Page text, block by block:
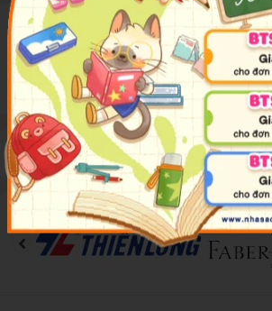
Mô tả sản phẩm
Thông tin sản phẩm đang được cập nhật
Đánh giá sản phẩm